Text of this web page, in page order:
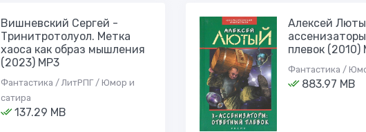
Вишневский Сергей -
Тринитротолуол. Метка
хаоса как образ мышления
(2023) MP3
Фантастика / ЛитРПГ / Юмор и
сатира
137.29 MB
Алексей
плевок (2010)
Фантастика /
883.97 MB